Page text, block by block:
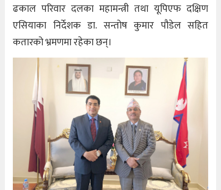
ढकाल परिवार दलका महामन्त्री तथा यूपिएफ दक्षिण
एसियाका निर्देशक डा. सन्तोष कुमार पौडेल सहित
कतारको भ्रमणमा रहेका छन्।